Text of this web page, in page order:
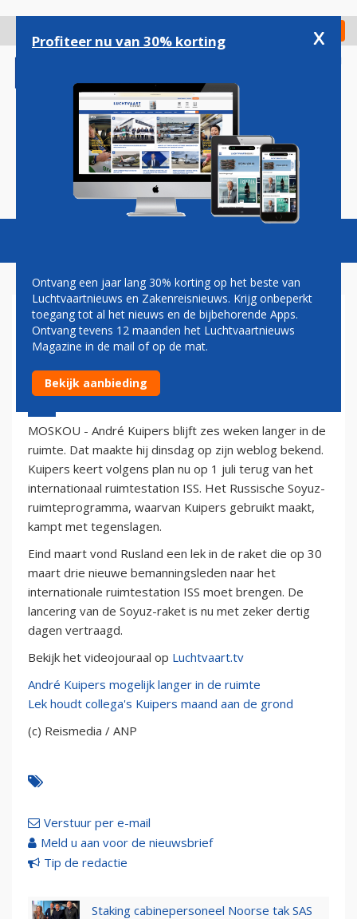
gaan
Check in
Magazine Podcasts Vacatures
ANDRE KUIPERS ZES WEKEN
LANGER IN DE RUIMTE
14 februari 2012 - 13:50
MOSKOU - André Kuipers blijft zes weken langer in de
ruimte. Dat maakte hij dinsdag op zijn weblog bekend.
Kuipers keert volgens plan nu op 1 juli terug van het
internationaal ruimtestation ISS. Het Russische Soyuz-
ruimteprogramma, waarvan Kuipers gebruikt maakt,
kampt met tegenslagen.
Eind maart vond Rusland een lek in de raket die op 30
maart drie nieuwe bemanningsleden naar het
internationale ruimtestation ISS moet brengen. De
lancering van de Soyuz-raket is nu met zeker dertig
dagen vertraagd.
Bekijk het videojouraal op Luchtvaart.tv
André Kuipers mogelijk langer in de ruimte
Lek houdt collega's Kuipers maand aan de grond
(c) Reismedia / ANP
Verstuur per e-mail
Meld u aan voor de nieuwsbrief
Tip de redactie
Staking cabinepersoneel Noorse tak SAS
Profiteer nu van 30% korting x
Ontvang een jaar lang 30% korting op het beste van
Luchtvaartnieuws en Zakenreisnieuws. Krijg onbeperkt
toegang tot al het nieuws en de bijbehorende Apps.
Ontvang tevens 12 maanden het Luchtvaartnieuws
Magazine in de mail of op de mat.
Bekijk aanbieding